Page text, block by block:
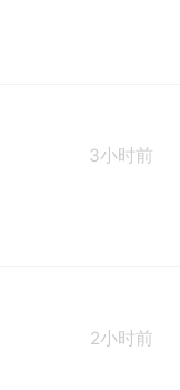
3小时前
2小时前